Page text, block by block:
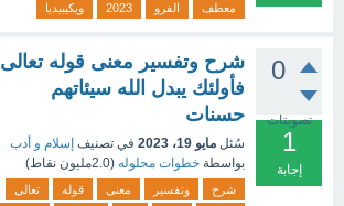
معطف
الفرو 2023 ويكيبيديا
0
تصويتات
1
إجابة
شرح وتفسير معنى قوله تعالى
فأولئك يبدل الله سيئاتهم
حسنات
سُئل مايو 19، 2023 في تصنيف إسلام و أدب
بواسطة خطوات محلوله (2.0مليون نقاط)
شرح وتفسير معنى قوله تعالى